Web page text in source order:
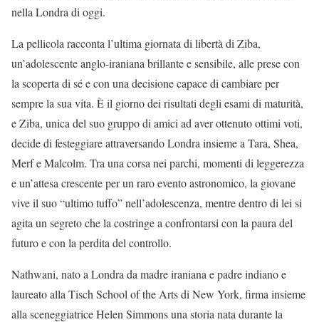
nella Londra di oggi.
La pellicola racconta l’ultima giornata di libertà di Ziba,
un’adolescente anglo-iraniana brillante e sensibile, alle prese con
la scoperta di sé e con una decisione capace di cambiare per
sempre la sua vita. È il giorno dei risultati degli esami di maturità,
e Ziba, unica del suo gruppo di amici ad aver ottenuto ottimi voti,
decide di festeggiare attraversando Londra insieme a Tara, Shea,
Merf e Malcolm. Tra una corsa nei parchi, momenti di leggerezza
e un’attesa crescente per un raro evento astronomico, la giovane
vive il suo “ultimo tuffo” nell’adolescenza, mentre dentro di lei si
agita un segreto che la costringe a confrontarsi con la paura del
futuro e con la perdita del controllo.
Nathwani, nato a Londra da madre iraniana e padre indiano e
laureato alla Tisch School of the Arts di New York, firma insieme
alla sceneggiatrice Helen Simmons una storia nata durante la